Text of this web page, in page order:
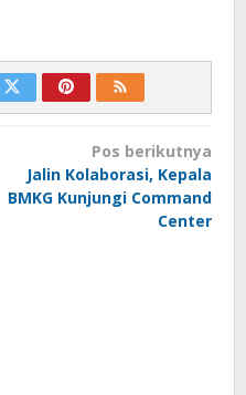
Pos berikutnya
Jalin Kolaborasi, Kepala
BMKG Kunjungi Command
Center